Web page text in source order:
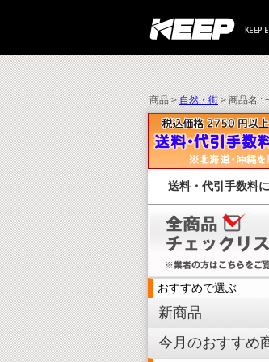
商品 >自然・街> 商品名 :
送料・代引手数料
おすすめで選ぶ
新商品
今月のおすすめ